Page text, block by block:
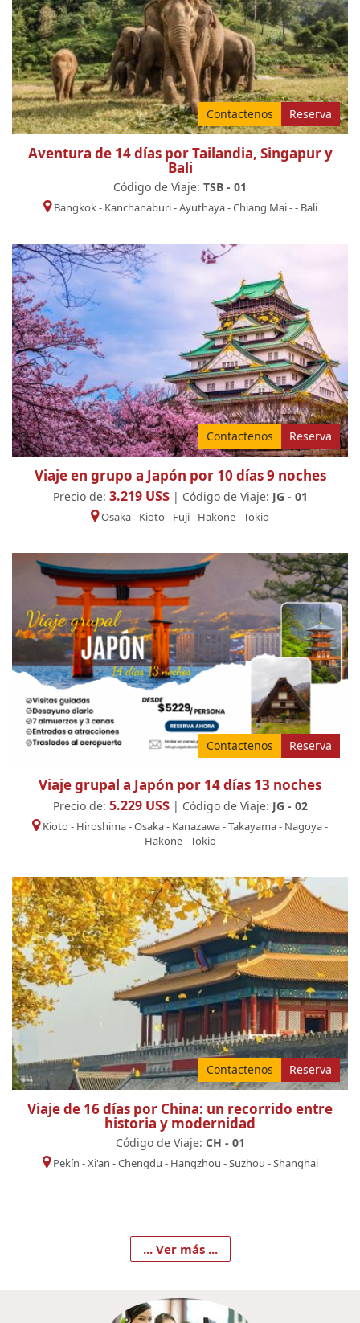
Contactenos Reserva
Aventura de 14 días por Tailandia, Singapur y
Bali
Código de Viaje: TSB - 01
Bangkok- Kanchanaburi-Ayuthaya-Chiang Mai-- Bali
Contactenos Reserva
Viaje en grupo a Japón por 10 días 9 noches
Precio de: 3.219 US$| Código de Viaje: JG - 01
Osaka- Kioto - Fuji- Hakone-Tokio
Contactenos Reserva
Viaje grupal a Japón por 14 días 13 noches
Precio de: 5.229 US$| Código de Viaje: JG - 02
Kioto - Hiroshima-Osaka- Kanazawa-Takayama- Nagoya-
Hakone-Tokio
Contactenos Reserva
Viaje de 16 días por China: un recorrido entre
historia y modernidad
Código de Viaje: CH - 01
Pekín -Xi'an -Chengdu - Hangzhou -Suzhou -Shanghai
... Ver más ...